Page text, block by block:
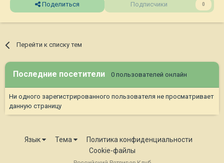
Поделиться Подписчики 0
Перейти к списку тем
Последние посетители 0 пользователей онлайн
Ни одного зарегистрированного пользователя не просматривает
данную страницу
Язык Тема
Политика конфиденциальности
Cookie-файлы